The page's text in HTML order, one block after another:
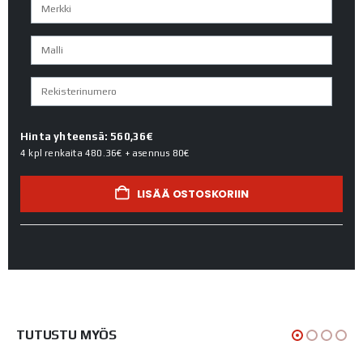
Hinta yhteensä: 560,36€
4 kpl renkaita 480.36€ + asennus 80€
LISÄÄ OSTOSKORIIN
TUTUSTU MYÖS